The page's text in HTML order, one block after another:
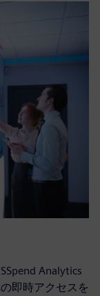
Analytics
即時アクセスを